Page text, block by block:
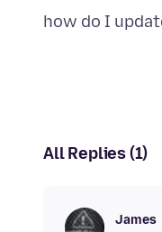
All Replies (1)
James